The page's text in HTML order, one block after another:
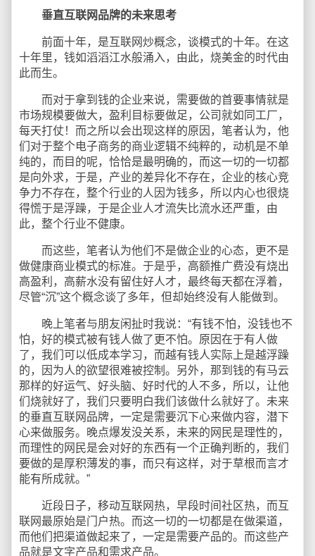
垂直互联网品牌的未来思考
前面十年，是互联网炒概念，谈模式的十年。在这
十年里，钱如滔滔江水般涌入，由此，烧美金的时代由
此而生。
而对于拿到钱的企业来说，需要做的首要事情就是
市场规模要做大，盈利目标要做足，公司就如同工厂，
每天打仗！而之所以会出现这样的原因，笔者认为，他
们对于整个电子商务的商业逻辑不纯粹的，动机是不单
纯的，而目的呢，恰恰是最明确的，而这一切的一切都
是向外求，于是，产业的差异化不存在，企业的核心竞
争力不存在，整个行业的人因为钱多，所以内心也很烧
得慌于是浮躁，于是企业人才流失比流水还严重，由
此，整个行业不健康。
而这些，笔者认为他们不是做企业的心态，更不是
做健康商业模式的标准。于是乎，高额推广费没有烧出
高盈利，高薪水没有留住好人才，最终每天都在浮着，
尽管“沉”这个概念谈了多年，但却始终没有人能做到。
晚上笔者与朋友闲扯时我说：“有钱不怕，没钱也不
怕，好的模式被有钱人做了更不怕。原因在于有人做
了，我们可以低成本学习，而越有钱人实际上是越浮躁
的，因为人的欲望很难被控制。另外，那到钱的有马云
那样的好运气、好头脑、好时代的人不多，所以，让他
们烧就好了，我们只要明白我们该做什么就好了。未来
的垂直互联网品牌，一定是需要沉下心来做内容，潜下
心来做服务。晚点爆发没关系，未来的网民是理性的，
而理性的网民是会对好的东西有一个正确判断的，我们
要做的是厚积薄发的事，而只有这样，对于草根而言才
能有所成就。”
近段日子，移动互联网热，早段时间社区热，而互
联网最原始是门户热。而这一切的一切都是在做渠道，
而他们把渠道做起来了，一定是需要产品的。而这些产
品就是文字产品和需求产品。